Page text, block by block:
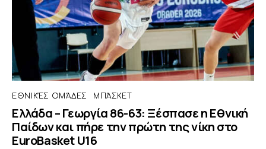
ΕΘΝΙΚΈΣ ΟΜΆΔΕΣ ΜΠΆΣΚΕΤ
Ελλάδα – Γεωργία 86-63: Ξέσπασε η Εθνική
Παίδων και πήρε την πρώτη της νίκη στο
EuroBasket U16